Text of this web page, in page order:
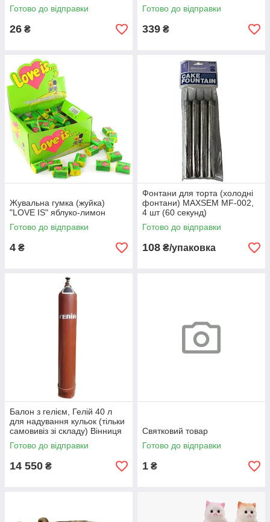
Готово до відправки
26 ₴
Готово до відправки
339 ₴
Жувальна гумка (жуйка)
"LOVE IS" яблуко-лимон
Готово до відправки
4 ₴
Фонтани для торта (холодні
фонтани) MAXSEM MF-002,
4 шт (60 секунд)
Готово до відправки
108 ₴/упаковка
Балон з гелієм, Гелій 40 л
для надування кульок (тільки
самовивіз зі складу) Вінниця
Готово до відправки
14 550 ₴
Святковий товар
Готово до відправки
1 ₴